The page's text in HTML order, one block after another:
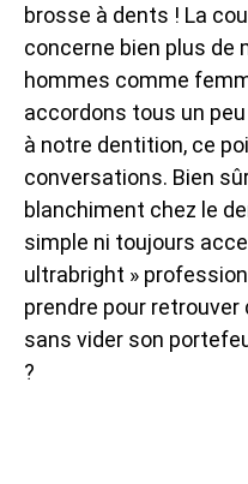
brosse à dents ! La
concerne bien plus de
hommes comme
accordons tous un
à notre dentition, ce
conversations. Bien
blanchiment chez le
simple ni toujours
ultrabright »
prendre pour
sans vider son
?